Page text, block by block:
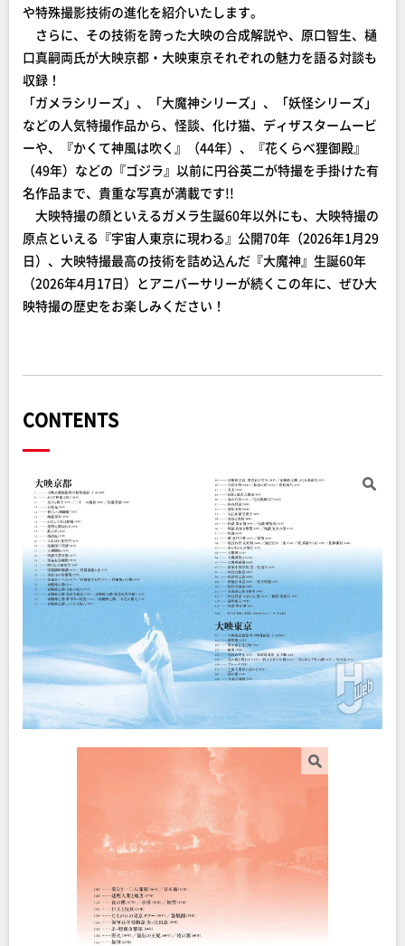
や特殊撮影技術の進化を紹介いたします。
さらに、その技術を誇った大映の合成解説や、原口智生、樋
口真嗣両氏が大映京都・大映東京それぞれの魅力を語る対談も
収録！
「ガメラシリーズ」、「大魔神シリーズ」、「妖怪シリーズ」
などの人気特撮作品から、怪談、化け猫、ディザスタームービ
ーや、『かくて神風は吹く』（44年）、『花くらべ狸御殿』
（49年）などの『ゴジラ』以前に円谷英二が特撮を手掛けた有
名作品まで、貴重な写真が満載です!!
大映特撮の顔といえるガメラ生誕60年以外にも、大映特撮の
原点といえる『宇宙人東京に現わる』公開70年（2026年1月29
日）、大映特撮最高の技術を詰め込んだ『大魔神』生誕60年
（2026年4月17日）とアニバーサリーが続くこの年に、ぜひ大
映特撮の歴史をお楽しみください！
CONTENTS